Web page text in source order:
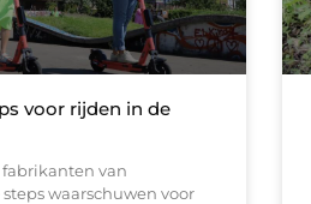
voor rijden in de
fabrikanten van
waarschuwen voor